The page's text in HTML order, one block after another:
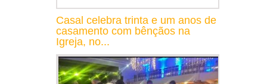
Casal celebra trinta e um anos de
casamento com bênçãos na
Igreja, no...